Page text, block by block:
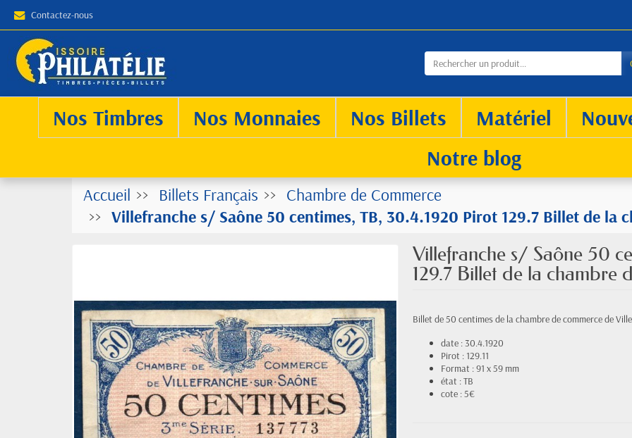
Contactez-nous
Nos Timbres Nos Monnaies Nos Billets Matériel
Notre blog
Accueil Billets Français
Chambre de Commerce
Villefranche s/ Saône 50 centimes, TB, 30.4.1920 Pirot 129.7 Billet de la
Villefranche s/ Saône 50
129.7 Billet de la chambre
Billet de 50 centimes de la chambre de commerce de
date : 30.4.1920
Pirot : 129.11
Format : 91 x 59 mm
état : TB
cote : 5€